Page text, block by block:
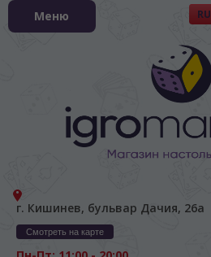
RU
г. Кишинев, бульвар Дачия, 26а
Смотреть на карте
Меню